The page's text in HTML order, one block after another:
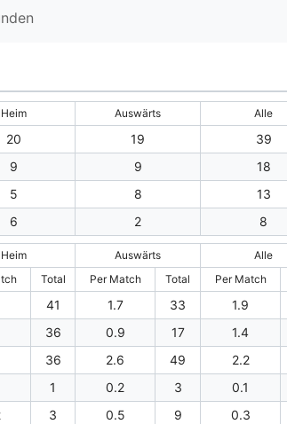
Heim Auswärts Alle
20 19
39
9 9
18
5 8
13
6 2 8
Heim Auswärts
Alle
Total Per Match Total Per Match
41 1.7 33 1.9
36 0.9 17 1.4
36 2.6 49 2.2
1 0.2 3 0.1
3 0.5 9 0.3